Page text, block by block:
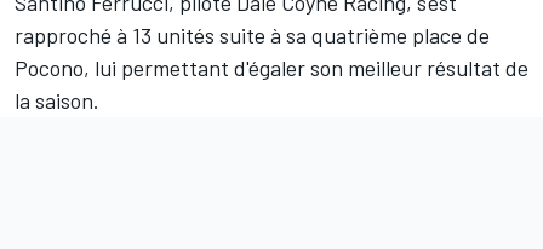
rapproché à 13 unités suite à sa quatrième place de
Pocono, lui permettant d'égaler son meilleur résultat de
la saison.